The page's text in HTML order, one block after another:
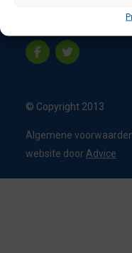
© Copyright 2013
Algemene
website door Advice